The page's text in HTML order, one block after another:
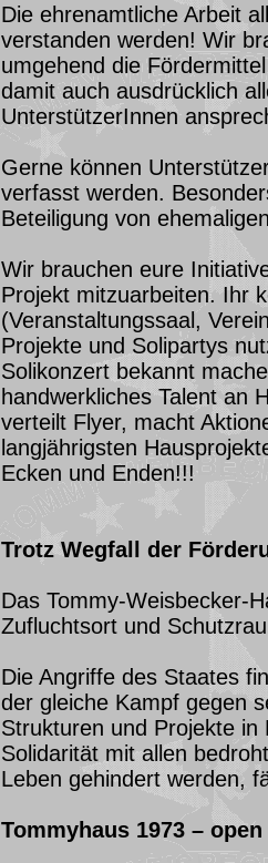
Die ehrenamtliche Arbeit
verstanden werden! Wir
umgehend die
damit auch ausdrücklich
UnterstützerInnen
Gerne können
verfasst werden.
Beteiligung von
Wir brauchen eure
Projekt mitzuarbeiten. Ihr
(Veranstaltungssaal,
Projekte und Solipartys
Solikonzert bekannt
handwerkliches Talent an
verteilt Flyer, macht
langjährigsten
Ecken und Enden!!!
Trotz Wegfall der
Das Tommy-Weisbecker-
Zufluchtsort und
Die Angriffe des Staates
der gleiche Kampf gegen
Strukturen und Projekte in
Solidarität mit allen
Leben gehindert werden,
Tommyhaus 1973 –